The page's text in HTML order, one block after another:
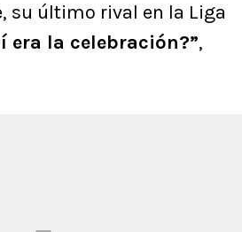
su último rival en la Liga
era la celebración?”,